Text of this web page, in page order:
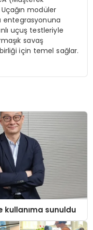
n modüler
entegrasyonuna
uçuş testleriyle
savaş
birliği için temel sağlar.
kullanıma sunuldu